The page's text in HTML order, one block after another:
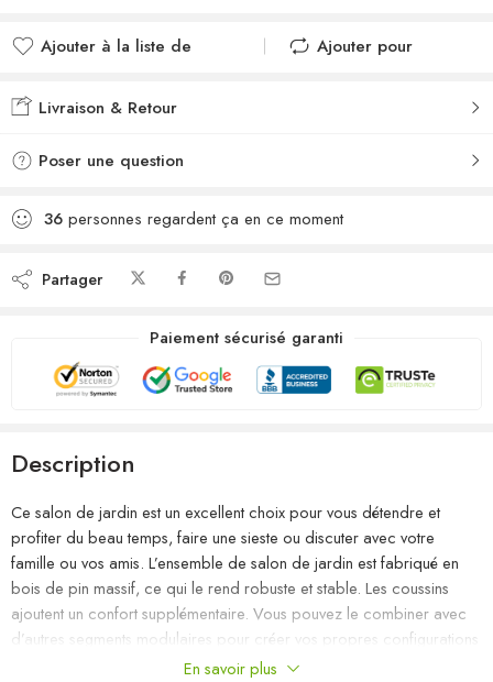
Ajouter à la liste de
Ajouté à la liste de
Ajouter pour
Livraison & Retour
Poser une question
36 personnes regardent ça en ce moment
Partager
Paiement sécurisé garanti
Description
Ce salon de jardin est un excellent choix pour vous détendre et
profiter du beau temps, faire une sieste ou discuter avec votre
famille ou vos amis. L’ensemble de salon de jardin est fabriqué en
bois de pin massif, ce qui le rend robuste et stable. Les coussins
ajoutent un confort supplémentaire. Vous pouvez le combiner avec
d’autres segments modulaires pour créer vos propres configurations
de salon de jardin ! Remarque : afin de prolonger la durée de vie
En savoir plus